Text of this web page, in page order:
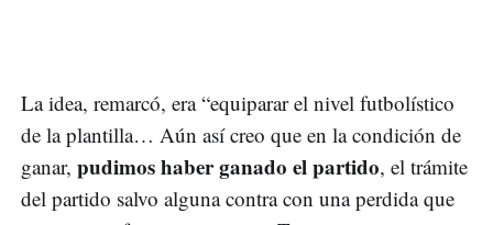
La idea, remarcó, era “equiparar el nivel futbolístico
de la plantilla… Aún así creo que en la condición de
ganar, pudimos haber ganado el partido, el trámite
del partido salvo alguna contra con una perdida que